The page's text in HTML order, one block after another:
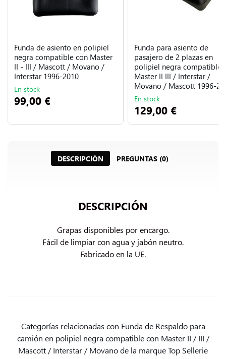
Funda de asiento en polipiel
negra compatible con Master
II - III / Mascott / Movano /
Interstar 1996-2010
En stock
99,00 €
Funda para asiento de
pasajero de 2 plazas en
polipiel negra compatible
Master II III / Interstar /
Movano / Mascott 1996-
En stock
129,00 €
DESCRIPCIÓN PREGUNTAS (0)
DESCRIPCIÓN
Grapas disponibles por encargo.
Fácil de limpiar con agua y jabón neutro.
Fabricado en la UE.
Categorías relacionadas con Funda de Respaldo para
camión en polipiel negra compatible con Master II / III /
Mascott / Interstar / Movano de la marque Top Sellerie